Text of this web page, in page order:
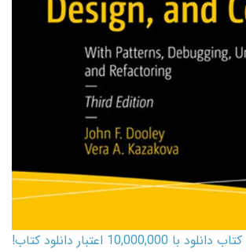
کارت اعتباری کتاب دانلود با 10,000,000 اعتبار دانلود کتاب!